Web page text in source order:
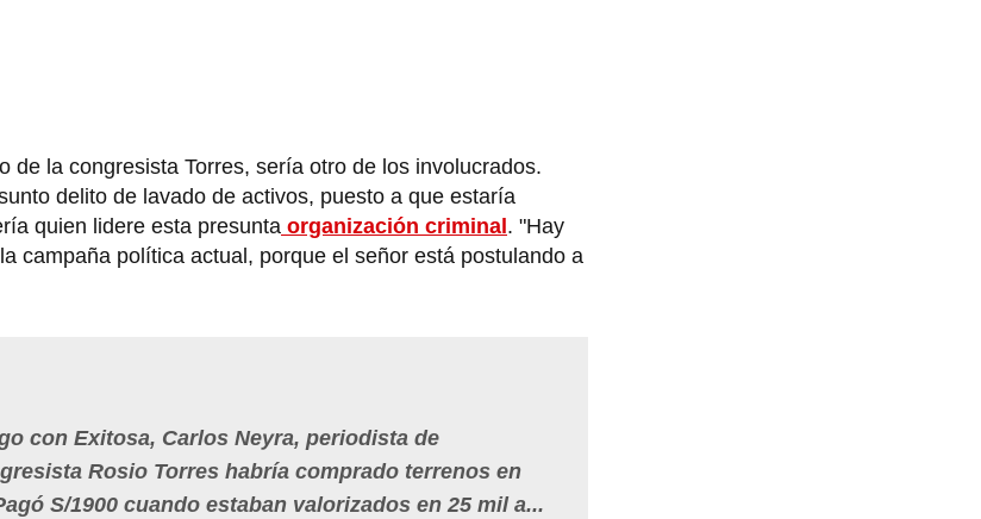
la congresista Torres, sería otro de los involucrados.
delito de lavado de activos, puesto a que estaría
quien lidere esta presunta organización criminal. "Hay
campaña política actual, porque el señor está postulando a
con Exitosa, Carlos Neyra, periodista de
Rosio Torres habría comprado terrenos en
S/1900 cuando estaban valorizados en 25 mil a...